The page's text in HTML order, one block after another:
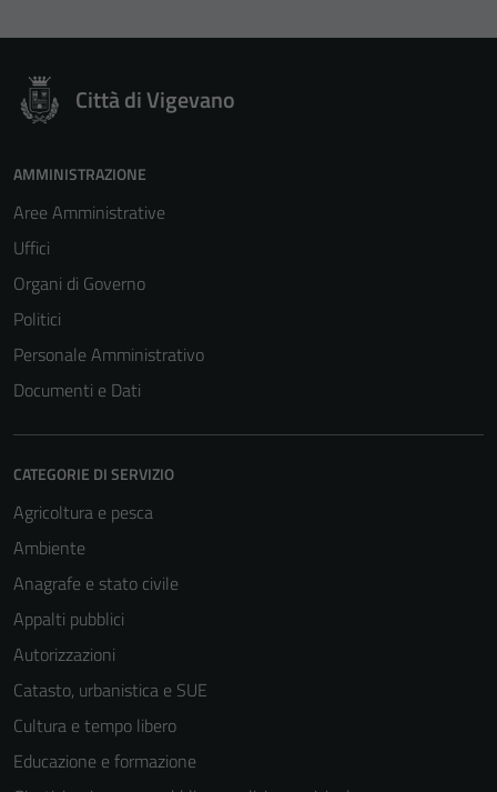
Città di Vigevano
AMMINISTRAZIONE
Aree Amministrative
Uffici
Organi di Governo
Politici
Personale Amministrativo
Documenti e Dati
CATEGORIE DI SERVIZIO
Agricoltura e pesca
Ambiente
Anagrafe e stato civile
Appalti pubblici
Autorizzazioni
Catasto, urbanistica e SUE
Cultura e tempo libero
Educazione e formazione
funzionamento